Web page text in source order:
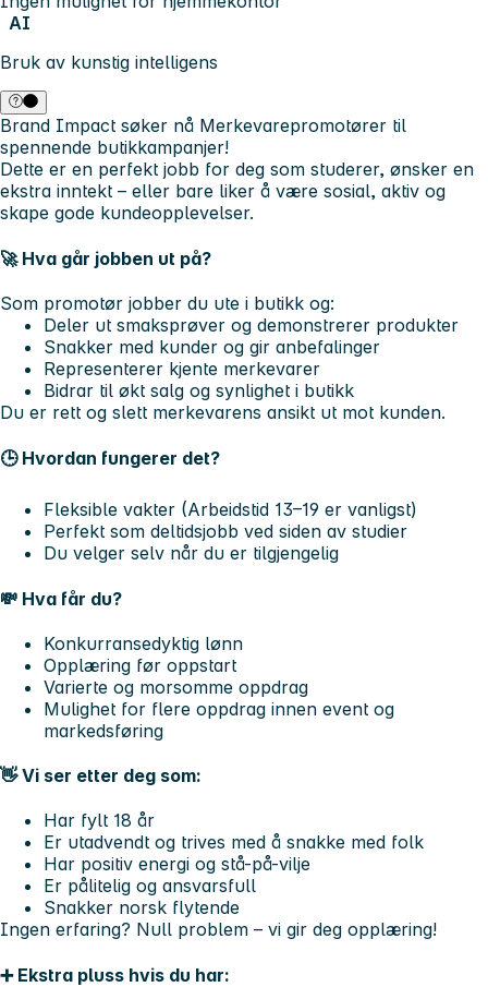
AI
Bruk av kunstig intelligens
Brand Impact søker nå Merkevarepromotører til
spennende butikkampanjer!
Dette er en perfekt jobb for deg som studerer, ønsker en
ekstra inntekt – eller bare liker å være sosial, aktiv og
skape gode kundeopplevelser.
🚀 Hva går jobben ut på?
Som promotør jobber du ute i butikk og:
Deler ut smaksprøver og demonstrerer produkter
Snakker med kunder og gir anbefalinger
Representerer kjente merkevarer
Bidrar til økt salg og synlighet i butikk
Du er rett og slett merkevarens ansikt ut mot kunden.
🕒 Hvordan fungerer det?
Fleksible vakter (Arbeidstid 13–19 er vanligst)
Perfekt som deltidsjobb ved siden av studier
Du velger selv når du er tilgjengelig
💸 Hva får du?
Konkurransedyktig lønn
Opplæring før oppstart
Varierte og morsomme oppdrag
Mulighet for flere oppdrag innen event og
markedsføring
👋 Vi ser etter deg som:
Har fylt 18 år
Er utadvendt og trives med å snakke med folk
Har positiv energi og stå-på-vilje
Er pålitelig og ansvarsfull
Snakker norsk flytende
Ingen erfaring? Null problem – vi gir deg opplæring!
➕ Ekstra pluss hvis du har: